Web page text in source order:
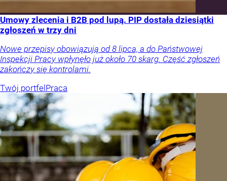
Umowy zlecenia i B2B pod lupą. PIP dostała dziesiątki
zgłoszeń w trzy dni
Nowe przepisy obowiązują od 8 lipca, a do Państwowej
Inspekcji Pracy wpłynęło już około 70 skarg. Część zgłoszeń
zakończy się kontrolami.
Twój portfel Praca